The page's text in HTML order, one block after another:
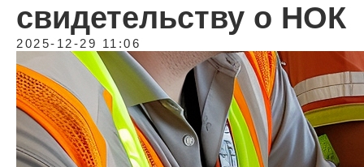
свидетельству о НОК
2025-12-29 11:06